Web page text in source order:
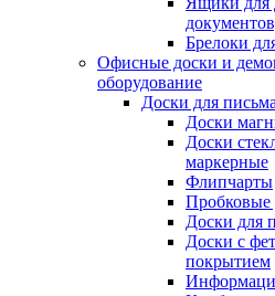
Брелоки
Офисные доски и
оборудование
Доски для
Доски
Доски
маркерные
Флипчарты
Пробковые
Доски для
Доски с
покрытием